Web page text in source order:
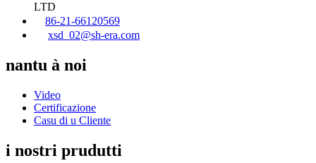
LTD
86-21-66120569
xsd_02@sh-era.com
nantu à noi
Video
Certificazione
Casu di u Cliente
i nostri prudutti